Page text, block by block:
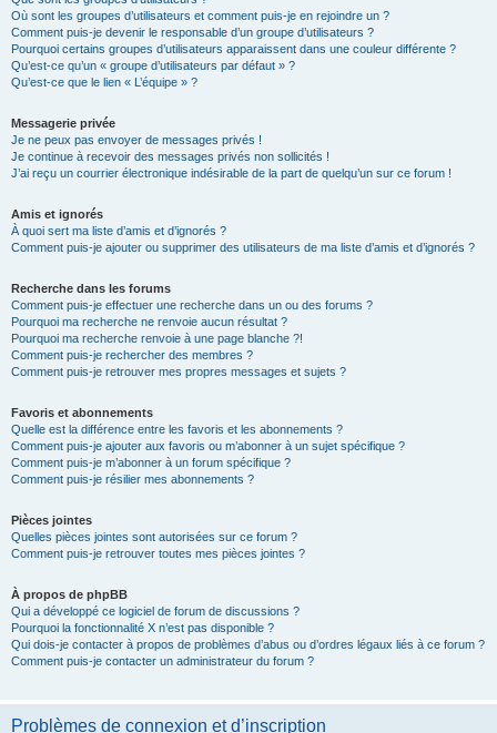
Où sont les groupes d’utilisateurs et comment puis-je en rejoindre un ?
Comment puis-je devenir le responsable d’un groupe d’utilisateurs ?
Pourquoi certains groupes d’utilisateurs apparaissent dans une couleur différente ?
Qu’est-ce qu’un « groupe d’utilisateurs par défaut » ?
Qu’est-ce que le lien « L’équipe » ?
Messagerie privée
Je ne peux pas envoyer de messages privés !
Je continue à recevoir des messages privés non sollicités !
J’ai reçu un courrier électronique indésirable de la part de quelqu’un sur ce forum !
Amis et ignorés
À quoi sert ma liste d’amis et d’ignorés ?
Comment puis-je ajouter ou supprimer des utilisateurs de ma liste d’amis et d’ignorés ?
Recherche dans les forums
Comment puis-je effectuer une recherche dans un ou des forums ?
Pourquoi ma recherche ne renvoie aucun résultat ?
Pourquoi ma recherche renvoie à une page blanche ?!
Comment puis-je rechercher des membres ?
Comment puis-je retrouver mes propres messages et sujets ?
Favoris et abonnements
Quelle est la différence entre les favoris et les abonnements ?
Comment puis-je ajouter aux favoris ou m’abonner à un sujet spécifique ?
Comment puis-je m’abonner à un forum spécifique ?
Comment puis-je résilier mes abonnements ?
Pièces jointes
Quelles pièces jointes sont autorisées sur ce forum ?
Comment puis-je retrouver toutes mes pièces jointes ?
À propos de phpBB
Qui a développé ce logiciel de forum de discussions ?
Pourquoi la fonctionnalité X n’est pas disponible ?
Qui dois-je contacter à propos de problèmes d’abus ou d’ordres légaux liés à ce forum ?
Comment puis-je contacter un administrateur du forum ?
Problèmes de connexion et d’inscription